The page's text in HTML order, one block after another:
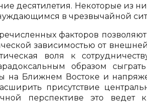
десятилетия. Некоторые из
в чрезвычайной
факторов
зависимостью от
воля к
образом
на Ближнем Востоке и
присутствие
перспективе это